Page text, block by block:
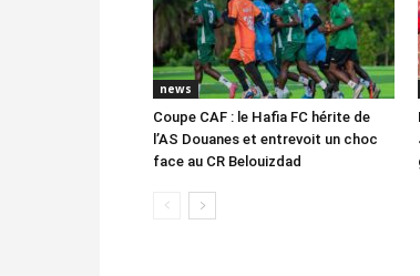
news
Coupe CAF : le Hafia FC hérite de
l’AS Douanes et entrevoit un choc
face au CR Belouizdad